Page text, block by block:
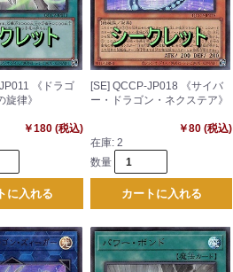
《ドラゴ
旋律》
￥180 (税込)
に入れる
[SE] QCCP-JP018 《サイバ
ー・ドラゴン・ネクステア》
￥80 (税込)
在庫:2
数量
カートに入れる